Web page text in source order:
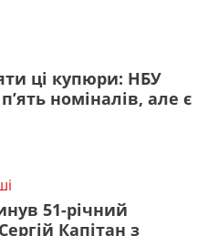
ці купюри: НБУ
номіналів, але є
51-річний
Капітан з